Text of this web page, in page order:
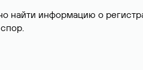
информацию о